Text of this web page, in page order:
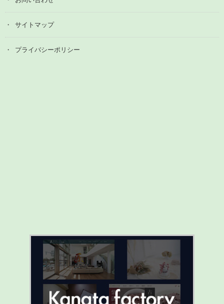
サイトマップ
プライバシーポリシー